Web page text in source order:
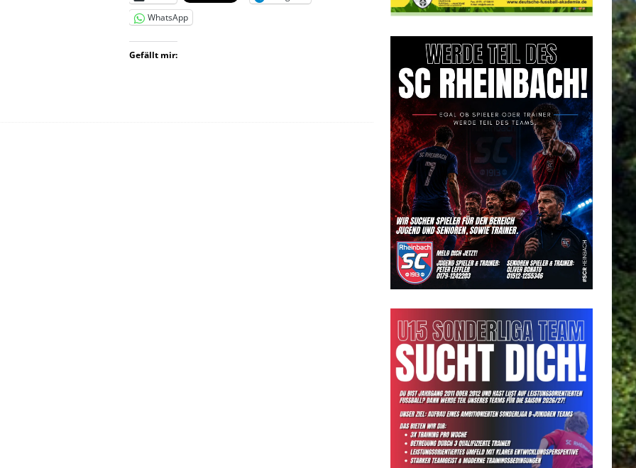
WhatsApp
Gefällt mir: